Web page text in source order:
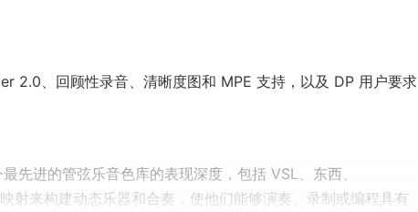
2.0、回顾性录音、清晰度图和 MPE 支持，以及 DP 用户要求
先进的管弦乐音色库的表现深度，包括 VSL、东西、
来构建动态乐器和合奏，使他们能够演奏、录制或编程具有